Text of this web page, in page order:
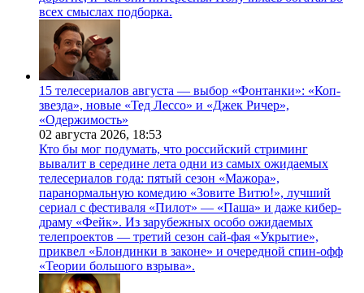
всех смыслах подборка.
15 телесериалов августа — выбор «Фонтанки»: «Коп-
звезда», новые «Тед Лессо» и «Джек Ричер»,
«Одержимость»
02 августа 2026, 18:53
Кто бы мог подумать, что российский стриминг
вывалит в середине лета одни из самых ожидаемых
телесериалов года: пятый сезон «Мажора»,
паранормальную комедию «Зовите Витю!», лучший
сериал с фестиваля «Пилот» — «Паша» и даже кибер-
драму «Фейк». Из зарубежных особо ожидаемых
телепроектов — третий сезон сай-фая «Укрытие»,
приквел «Блондинки в законе» и очередной спин-офф
«Теории большого взрыва».